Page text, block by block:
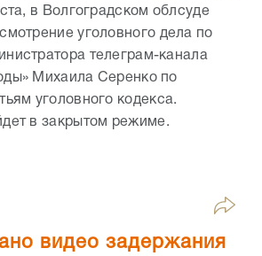
в Волгоградском облсуде
уголовного дела по
телеграм-канала
Михаила Серенко по
уголовного кодекса.
в закрытом режиме.
видео задержания